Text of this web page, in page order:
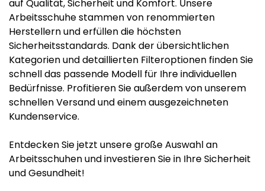
auf Qualität, Sicherheit und Komfort. Unsere
Arbeitsschuhe stammen von renommierten
Herstellern und erfüllen die höchsten
Sicherheitsstandards. Dank der übersichtlichen
Kategorien und detaillierten Filteroptionen finden Sie
schnell das passende Modell für Ihre individuellen
Bedürfnisse. Profitieren Sie außerdem von unserem
schnellen Versand und einem ausgezeichneten
Kundenservice.
Entdecken Sie jetzt unsere große Auswahl an
Arbeitsschuhen und investieren Sie in Ihre Sicherheit
und Gesundheit!